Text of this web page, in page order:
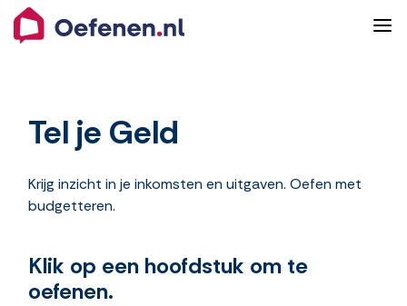
Tel je Geld
Krijg inzicht in je inkomsten en uitgaven. Oefen met
budgetteren.
Klik op een hoofdstuk om te
oefenen.